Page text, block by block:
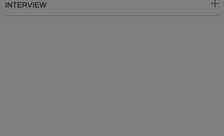
INTERVIEW